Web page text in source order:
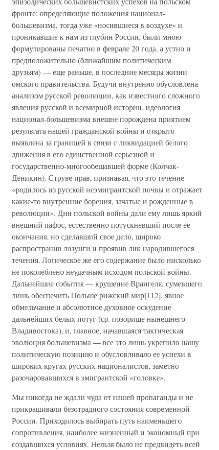
фронте: определяющие положения национал-
большевизма, тогда уже «носившиеся в воздухе» и
проникавшие к нам из глубин России, были мною
формулированы печатно в феврале 20 года, а устно и
предположительно (ближайшим политическим
друзьям) — еще раньше, в последние месяцы жизни
омского правительства. Будучи внутренно обусловлена
анализом русской революции, как известного сложного
явления русской и всемирной истории, идеология
национал-большевизма внешне порождена приятием
результата нашей гражданской войны и открыто
выявлена за границей в связи с ликвидацией белого
движения в его единственной серьезной и
государственно-многообещавшей форме (Колчак-
Деникин). Струве прав, признавая, что это течение
«родилось из русской неэмигрантской почвы и отражает
какие-то внутренние борения, зачатые и рожденные в
революции». Дни польской войны дали ему лишь яркий
внешний пафос, естественно потускневший после ее
окончания, но сделавший свое дело, широко
распространив лозунги и проявив лик народившегося
течения. Логическое же его содержание было нисколько
не поколеблено неудачным исходом польской войны.
Дальнейшие события — крушение Врангеля, сумевшего
лишь обеспечить Польше рижский мир[112], явное
обмельчание и абсолютное духовное оскудение
дальнейших белых потуг (ср. позорище нынешнего
Владивостока), и, главное, начавшаяся тактическая
эволюция большевизма — все это лишь укрепило нашу
политическую позицию и обусловливало ее успехи в
широких кругах русских националистов, заметно
разочаровавшихся в эмигрантской «головке».
Мы никогда не ждали чуда от нашей пропаганды и не
прикрашивали безотрадного состояния современной
России. Приходилось выбирать путь наименьшего
сопротивления, наиболее жизненный и экономный при
создавшихся условиях. Нельзя было не предвидеть всей